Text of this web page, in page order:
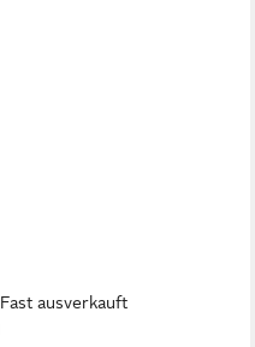
Fast ausverkauft